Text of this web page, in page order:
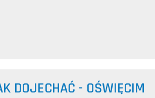
DOJECHAĆ - OŚWIĘCIM